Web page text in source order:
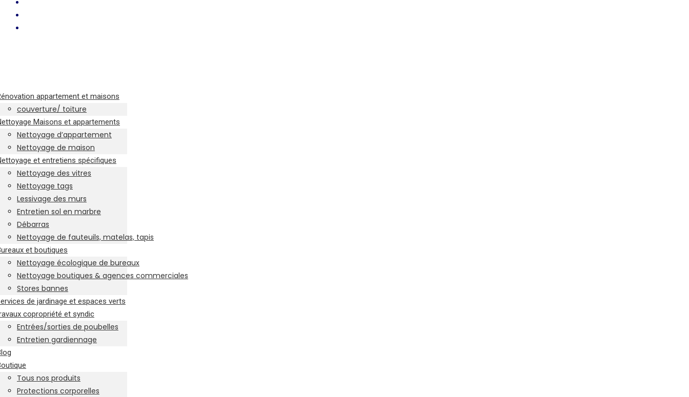
appartement et maisons
couverture/ toiture
Maisons et appartements
Nettoyage d’appartement
Nettoyage de maison
et entretiens spécifiques
Nettoyage des vitres
Nettoyage tags
Lessivage des murs
Entretien sol en marbre
Débarras
Nettoyage de fauteuils, matelas, tapis
et boutiques
Nettoyage écologique de bureaux
Nettoyage boutiques & agences commerciales
Stores bannes
de jardinage et espaces verts
copropriété et syndic
Entrées/sorties de poubelles
Entretien gardiennage
Tous nos produits
Protections corporelles